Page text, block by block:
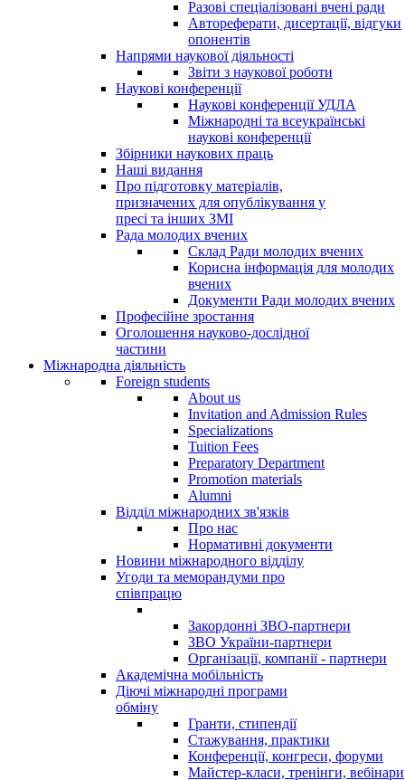
Разові спеціалізовані вчені ради
Автореферати, дисертації, відгуки
опонентів
Напрями наукової діяльності
Звіти з наукової роботи
Наукові конференції
Наукові конференції УДЛА
Міжнародні та всеукраїнські
наукові конференції
Збірники наукових праць
Наші видання
Про підготовку матеріалів,
призначених для опублікування у
пресі та інших ЗМІ
Рада молодих вчених
Склад Ради молодих вчених
Корисна інформація для молодих
вчених
Документи Ради молодих вчених
Професійне зростання
Оголошення науково-дослідної
частини
Міжнародна діяльність
Foreign students
About us
Invitation and Admission Rules
Specializations
Tuition Fees
Preparatory Department
Promotion materials
Alumni
Відділ міжнародних зв'язків
Про нас
Нормативні документи
Новини міжнародного відділу
Угоди та меморандуми про
співпрацю
Закордонні ЗВО-партнери
ЗВО України-партнери
Організації, компанії - партнери
Академічна мобільність
Діючі міжнародні програми
обміну
Гранти, стипендії
Стажування, практики
Конференції, конгреси, форуми
Майстер-класи, тренінги, вебінари